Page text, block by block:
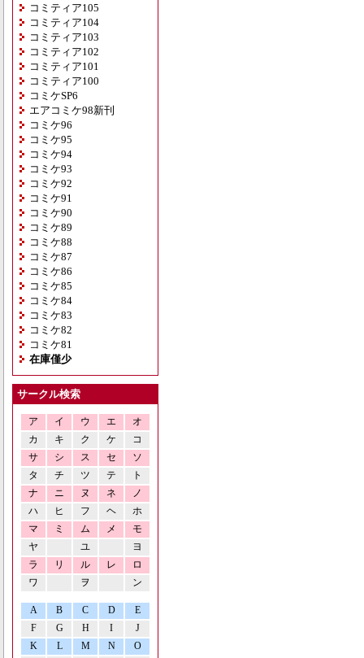
コミティア105
コミティア104
コミティア103
コミティア102
コミティア101
コミティア100
コミケSP6
エアコミケ98新刊
コミケ96
コミケ95
コミケ94
コミケ93
コミケ92
コミケ91
コミケ90
コミケ89
コミケ88
コミケ87
コミケ86
コミケ85
コミケ84
コミケ83
コミケ82
コミケ81
在庫僅少
サークル検索
ア イ ウ エ
オ
カ
キ ク ケ
コ
サ
シ ス セ
ソ
タ
チ ツ テ
ト
ナ
ニ ヌ ネ
ノ
ハ
ヒ フ ヘ
ホ
マ
ミ ム メ
モ
ヤ
ユ
ヨ
ラ
リ ル レ
ロ
ワ
ヲ ン
A B C D
E
F
G H I
J
K
L M N O